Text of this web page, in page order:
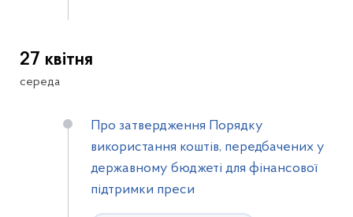
27 квітня
середа
Про затвердження Порядку
використання коштів, передбачених у
державному бюджеті для фінансової
підтримки преси